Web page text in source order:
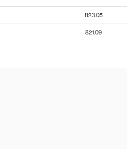
823.05
821.09